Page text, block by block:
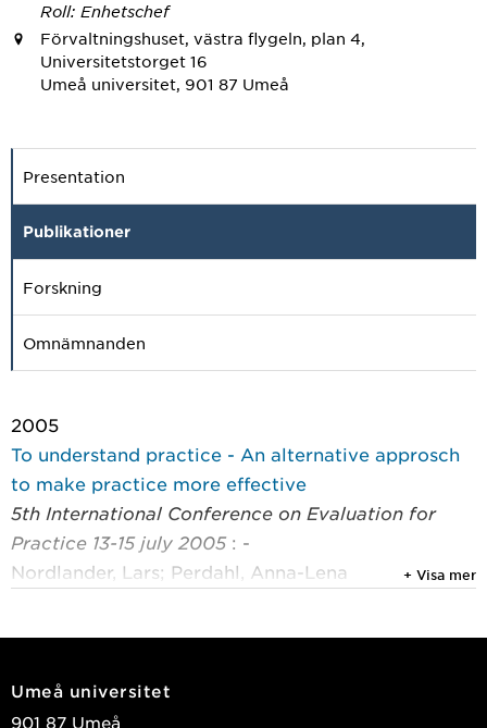
Roll: Enhetschef
Förvaltningshuset, västra flygeln, plan 4,
Universitetstorget 16
Umeå universitet, 901 87 Umeå
Presentation
Publikationer
Forskning
Omnämnanden
2005
To understand practice - An alternative approsch
to make practice more effective
5th International Conference on Evaluation for
Practice 13-15 july 2005: -
Nordlander, Lars; Perdahl, Anna-Lena
+ Visa mer
Umeå universitet
901 87 Umeå